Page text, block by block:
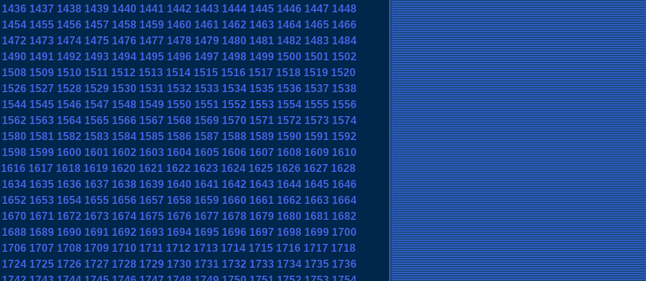
1436 1437 1438 1439 1440 1441 1442 1443 1444 1445 1446 1447 1448
1454 1455 1456 1457 1458 1459 1460 1461 1462 1463 1464 1465 1466
1472 1473 1474 1475 1476 1477 1478 1479 1480 1481 1482 1483 1484
1490 1491 1492 1493 1494 1495 1496 1497 1498 1499 1500 1501 1502
1508 1509 1510 1511 1512 1513 1514 1515 1516 1517 1518 1519 1520
1526 1527 1528 1529 1530 1531 1532 1533 1534 1535 1536 1537 1538
1544 1545 1546 1547 1548 1549 1550 1551 1552 1553 1554 1555 1556
1562 1563 1564 1565 1566 1567 1568 1569 1570 1571 1572 1573 1574
1580 1581 1582 1583 1584 1585 1586 1587 1588 1589 1590 1591 1592
1598 1599 1600 1601 1602 1603 1604 1605 1606 1607 1608 1609 1610
1616 1617 1618 1619 1620 1621 1622 1623 1624 1625 1626 1627 1628
1634 1635 1636 1637 1638 1639 1640 1641 1642 1643 1644 1645 1646
1652 1653 1654 1655 1656 1657 1658 1659 1660 1661 1662 1663 1664
1670 1671 1672 1673 1674 1675 1676 1677 1678 1679 1680 1681 1682
1688 1689 1690 1691 1692 1693 1694 1695 1696 1697 1698 1699 1700
1706 1707 1708 1709 1710 1711 1712 1713 1714 1715 1716 1717 1718
1724 1725 1726 1727 1728 1729 1730 1731 1732 1733 1734 1735 1736